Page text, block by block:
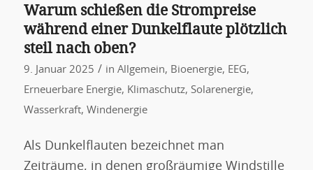
Warum schießen die Strompreise
während einer Dunkelflaute plötzlich
steil nach oben?
9. Januar 2025 / in Allgemein, Bioenergie, EEG,
Erneuerbare Energie, Klimaschutz, Solarenergie,
Wasserkraft, Windenergie
Als Dunkelflauten bezeichnet man
Zeiträume, in denen großräumige Windstille